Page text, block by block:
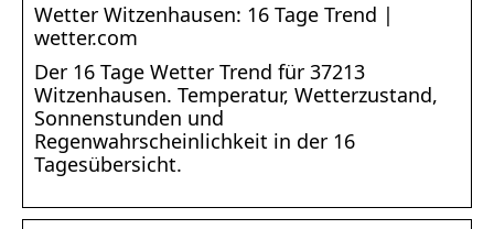
Wetter Witzenhausen: 16 Tage Trend |
wetter.com
Der 16 Tage Wetter Trend für 37213
Witzenhausen. Temperatur, Wetterzustand,
Sonnenstunden und
Regenwahrscheinlichkeit in der 16
Tagesübersicht.